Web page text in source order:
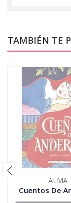
TAMBIÉN TE
ALMA
Cuentos De